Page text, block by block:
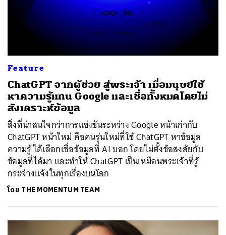
Feature
ChatGPT จากผู้ช่วย สู่พระเจ้า เมื่อมนุษย์ใช้
หาความรู้แทน Google และเชื่อทั้งหมดโดยไม่
สังเคราะห์ข้อมูล
สิ่งที่น่าสนใจกว่าการแข่งขันระหว่าง Google หน้าเก่ากับ
ChatGPT หน้าใหม่ คือคนรุ่นใหม่ที่ใช้ ChatGPT หาข้อมูล
ความรู้ ได้เลือกเชื่อข้อมูลที่ AI บอก โดยไม่ตั้งข้อสงสัยกับ
ข้อมูลที่ได้มา และทำให้ ChatGPT เป็นเหมือนพระเจ้าที่รู้
กระจ่างแจ้งในทุกเรื่องบนโลก
โดย THE MOMENTUM TEAM